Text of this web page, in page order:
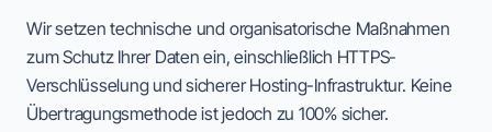
Wir setzen technische und organisatorische Maßnahmen
zum Schutz Ihrer Daten ein, einschließlich HTTPS-
Verschlüsselung und sicherer Hosting-Infrastruktur. Keine
Übertragungsmethode ist jedoch zu 100% sicher.